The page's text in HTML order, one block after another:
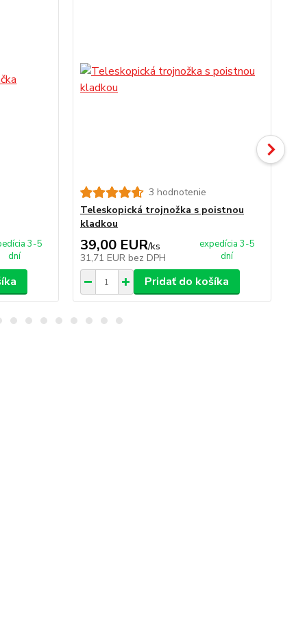
3-5
dní
3 hodnotenie
Teleskopická trojnožka s poistnou
kladkou
39,00 EUR/ks
31,71 EUR bez DPH
expedícia 3-5
dní
Pridať do košíka